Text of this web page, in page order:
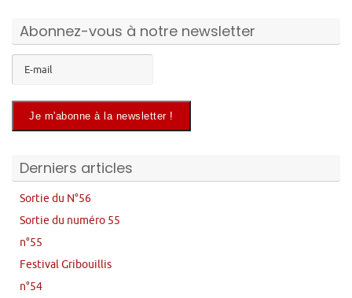
Abonnez-vous à notre newsletter
Derniers articles
Sortie du N°56
Sortie du numéro 55
n°55
Festival Gribouillis
n°54